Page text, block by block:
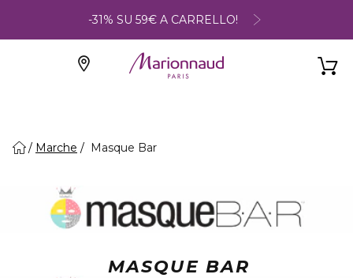
-31% SU 59€ A CARRELLO!
Marche Masque Bar
MASQUE BAR